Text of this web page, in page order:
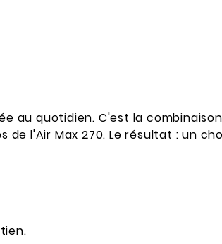
au quotidien. C'est la
l'Air Max 270. Le résultat : un